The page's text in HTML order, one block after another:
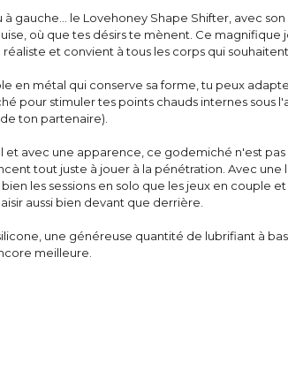
à gauche... le Lovehoney Shape Shifter, avec
où que tes désirs te mènent. Ce magnifique
et convient à tous les corps qui
en métal qui conserve sa forme, tu peux
pour stimuler tes points chauds internes sous
ton partenaire).
et avec une apparence, ce godemiché n'est
tout juste à jouer à la pénétration. Avec une
les sessions en solo que les jeux en couple
aussi bien devant que derrière.
une généreuse quantité de lubrifiant à
meilleure.